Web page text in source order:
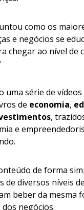
como os
e negócios se
chegar ao nível de
uma série de
de economia,
,
e
de forma
de diversos níveis
beber da mesma
negócios.